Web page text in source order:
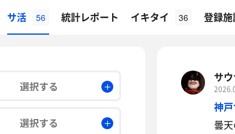
サ活 56 統計レポート イキタイ 36 登録
選択する
選択する
サ
神
曇